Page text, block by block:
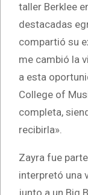
taller Berklee
destacadas
compartió su
me cambió la
a esta
College of
completa,
recibirla».
Zayra fue
interpretó una